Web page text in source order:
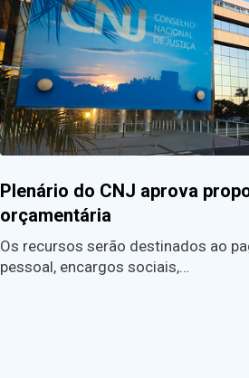
Plenário do CNJ aprova
orçamentária
Os recursos serão destinados ao
pessoal, encargos sociais,…